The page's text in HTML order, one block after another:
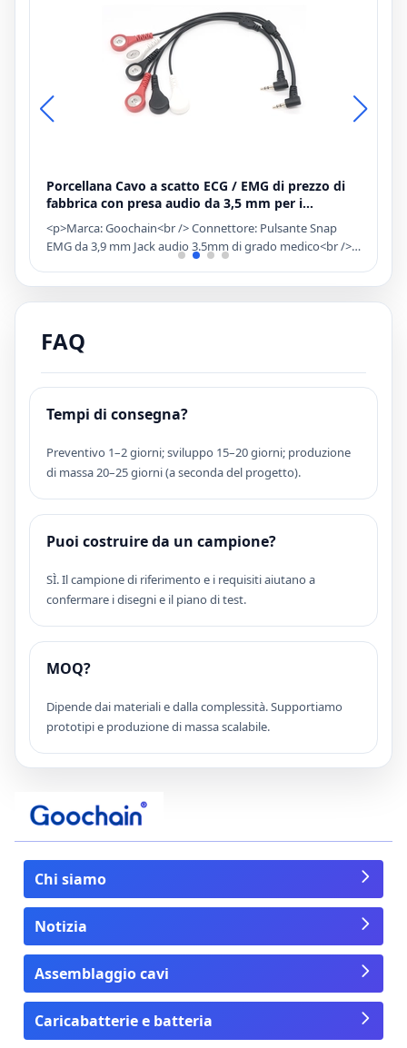
Porcellana Cavo a scatto ECG / EMG di prezzo di
fabbrica con presa audio da 3,5 mm per i
cuscinetti di elettrodi adesivi
<p>Marca: Goochain<br /> Connettore: Pulsante Snap
EMG da 3,9 mm Jack audio 3.5mm di grado medico<br />
Magnetic ECG EEG ECG Pulsante Snap Pulsante Leadwires
Specifica<br /> Gaudo per cavi: 24AWG <br /> Diametro del
cavo: ca. 2.0mm.<br /> Compatibile con pastiglie di
4,0 mm ECG</p>
FAQ
Tempi di consegna?
Preventivo 1–2 giorni; sviluppo 15–20 giorni; produzione
di massa 20–25 giorni (a seconda del progetto).
Puoi costruire da un campione?
SÌ. Il campione di riferimento e i requisiti aiutano a
confermare i disegni e il piano di test.
MOQ?
Dipende dai materiali e dalla complessità. Supportiamo
prototipi e produzione di massa scalabile.
Chi siamo
Notizia
Assemblaggio cavi
Caricabatterie e batteria